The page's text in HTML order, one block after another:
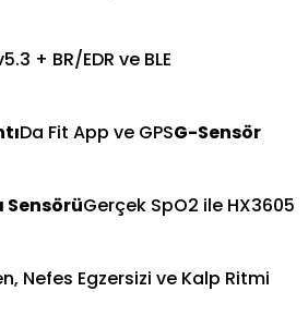
+ BR/EDR ve BLE
Da Fit App ve GPSG-Sensör
SensörüGerçek SpO2 ile HX3605
Nefes Egzersizi ve Kalp Ritmi